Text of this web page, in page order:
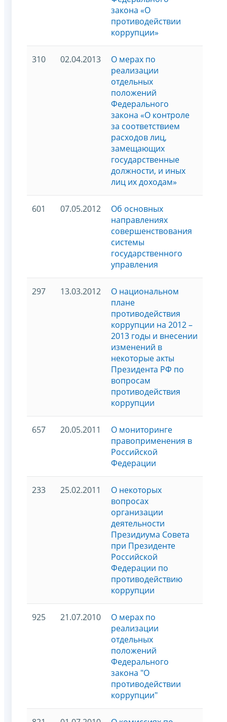
закона «О
противодействии
коррупции»
310 02.04.2013
О мерах по
реализации
отдельных
положений
Федерального
закона «О контроле
за соответствием
расходов лиц,
замещающих
государственные
должности, и иных
лиц их доходам»
601 07.05.2012
Об основных
направлениях
совершенствования
системы
государственного
управления
297 13.03.2012
О национальном
плане
противодействия
коррупции на 2012 –
2013 годы и внесении
изменений в
некоторые акты
Президента РФ по
вопросам
противодействия
коррупции
657 20.05.2011
О мониторинге
правоприменения в
Российской
Федерации
233 25.02.2011
О некоторых
вопросах
организации
деятельности
Президиума Совета
при Президенте
Российской
Федерации по
противодействию
коррупции
925 21.07.2010
О мерах по
реализации
отдельных
положений
Федерального
закона "О
противодействии
коррупции"